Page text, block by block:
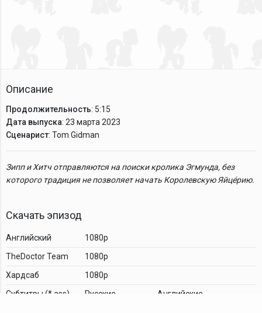
Описание
Продолжительность: 5:15
Дата выпуска: 23 марта 2023
Сценарист: Tom Gidman
Зипп и Хитч отправляются на поиски кролика Эгмунда, без
которого традиция не позволяет начать Королевскую Яйце́рию.
Скачать эпизод
Английский
1080p
TheDoctor Team
1080p
Хардсаб
1080p
Cубтитры (*.ass)
Русские Английские